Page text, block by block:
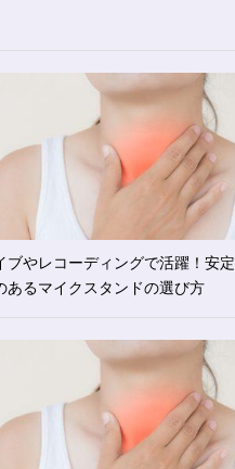
ブやレコーディングで活躍！安定
あるマイクスタンドの選び方